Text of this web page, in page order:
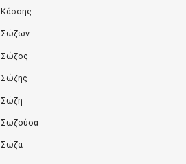
Κάσσης
Σώζων
Σώζος
Σώζης
Σώζη
Σωζούσα
Σώζα